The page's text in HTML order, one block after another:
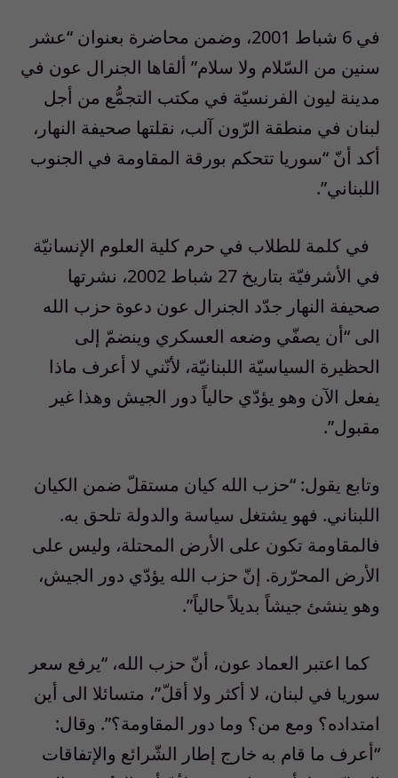
في 6 شباط 2001، وضمن محاضرة بعنوان “عشر
سنين من السّلام ولا سلام” ألقاها الجنرال عون في
مدينة ليون الفرنسيّة في مكتب التجمُّع من أجل
لبنان في منطقة الرّون آلب، نقلتها صحيفة النهار،
أكد أنّ “سوريا تتحكم بورقة المقاومة في الجنوب
اللبناني”.
في كلمة للطلاب في حرم كلية العلوم الإنسانيّة
في الأشرفيّة بتاريخ 27 شباط 2002، نشرتها
صحيفة النهار جدّد الجنرال عون دعوة حزب الله
الى “أن يصفّي وضعه العسكري وينضمّ إلى
الحظيرة السياسيّة اللبنانيّة، لأنّني لا أعرف ماذا
يفعل الآن وهو يؤدّي حالياً دور الجيش وهذا غير
مقبول”.
وتابع يقول: “حزب الله كيان مستقلّ ضمن الكيان
اللبناني. فهو يشتغل سياسة والدولة تلحق به.
فالمقاومة تكون على الأرض المحتلة، وليس على
الأرض المحرّرة. إنّ حزب الله يؤدّي دور الجيش،
وهو ينشئ جيشاً بديلاً حالياً”.
كما اعتبر العماد عون، أنّ حزب الله، “يرفع سعر
سوريا في لبنان، لا أكثر ولا أقلّ”، متسائلا الى أين
امتداده؟ ومع من؟ وما دور المقاومة؟”. وقال:
“أعرف ما قام به خارج إطار الشّرائع والإتفاقات